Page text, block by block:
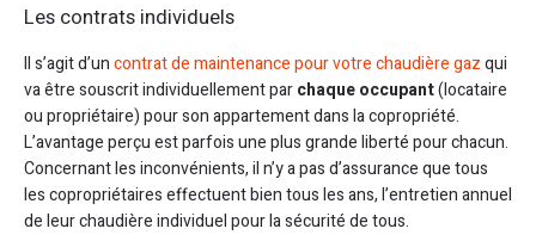
Les contrats individuels
Il s’agit d’uncontrat de maintenance pour votre chaudière gazqui
va être souscrit individuellement parchaque occupant(locataire
ou propriétaire) pour son appartement dans la copropriété.
L’avantage perçu est parfois une plus grande liberté pour chacun.
Concernant les inconvénients, il n’y a pas d’assurance que tous
les copropriétaires effectuent bien tous les ans, l’entretien annuel
de leur chaudière individuel pour la sécurité de tous.